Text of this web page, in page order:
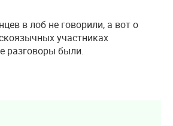
в лоб не говорили, а вот о
участниках
разговоры были.